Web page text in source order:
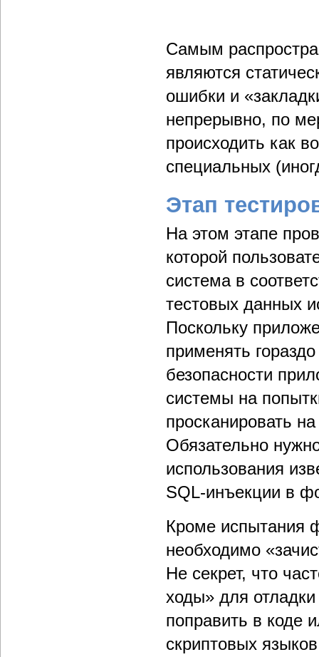
Самым
являются
ошибки и
непрерывно, по
происходить как
специальных
Этап
На этом этапе
которой
система в
тестовых данных
Поскольку
применять
безопасности
системы на
просканировать
Обязательно
использования
SQL-инъекции в
Кроме испытания
необходимо
Не секрет, что
ходы» для
поправить в коде
скриптовых